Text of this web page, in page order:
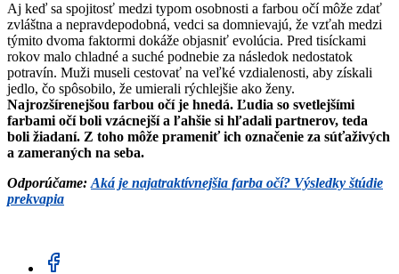
Aj keď sa spojitosť medzi typom osobnosti a farbou očí môže zdať
zvláštna a nepravdepodobná, vedci sa domnievajú, že vzťah medzi
týmito dvoma faktormi dokáže objasniť evolúcia. Pred tisíckami
rokov malo chladné a suché podnebie za následok nedostatok
potravín. Muži museli cestovať na veľké vzdialenosti, aby získali
jedlo, čo spôsobilo, že umierali rýchlejšie ako ženy.
Najrozšírenejšou farbou očí je hnedá. Ľudia so svetlejšími
farbami očí boli vzácnejší a ľahšie si hľadali partnerov, teda
boli žiadaní. Z toho môže prameniť ich označenie za súťaživých
a zameraných na seba.
Odporúčame: Aká je najatraktívnejšia farba očí? Výsledky štúdie
prekvapia